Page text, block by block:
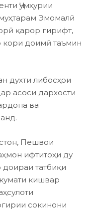
Ҷумҳурии
Эмомалӣ
қарор гирифт,
кори доимӣ таъмин
духти либосҳои
асоси дархости
ва
Пешвои
ифтитоҳи ду
татбиқи
кишвар
сокинони